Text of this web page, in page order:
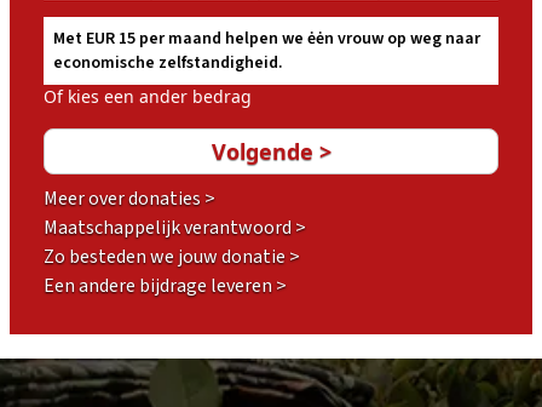
Met EUR 15 per maand helpen we ėėn vrouw op weg naar
economische zelfstandigheid.
Of kies een ander bedrag
Meer over donaties >
Maatschappelijk verantwoord >
Zo besteden we jouw donatie >
Een andere bijdrage leveren >
Footer